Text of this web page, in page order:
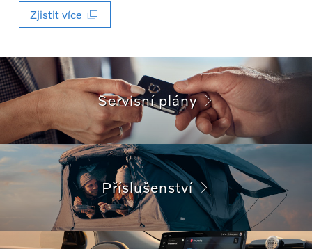
Zjistit více
Servisní plány
Příslušenství